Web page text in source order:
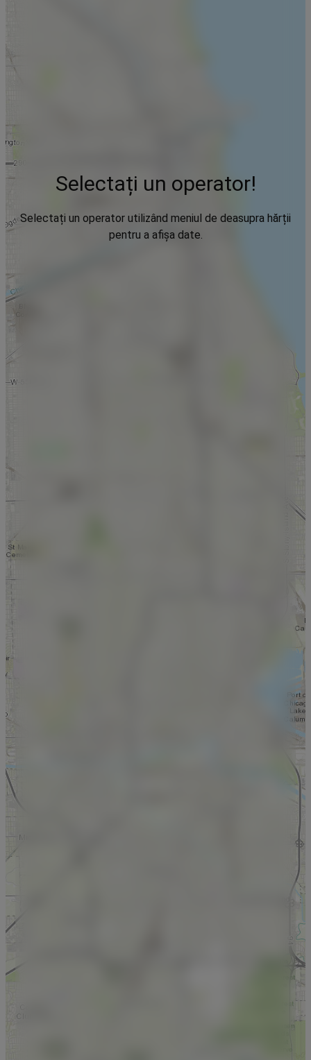
Selectați un operator!
Selectați un operator utilizând meniul de deasupra hărții
pentru a afișa date.